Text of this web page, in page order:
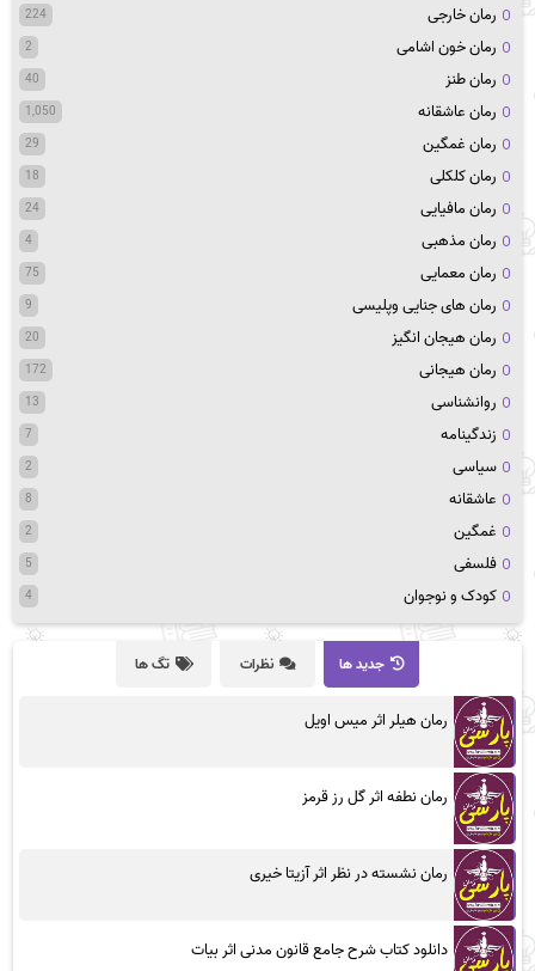
رمان خارجی 224
رمان خون اشامی 2
رمان طنز 40
رمان عاشقانه 1,050
رمان غمگین 29
رمان کلکلی 18
رمان مافیایی 24
رمان مذهبی 4
رمان معمایی 75
رمان های جنایی وپلیسی 9
رمان هیجان انگیز 20
رمان هیجانی 172
روانشناسی 13
زندگینامه 7
سیاسی 2
عاشقانه 8
غمگین 2
فلسفی 5
کودک و نوجوان 4
جدید ها نظرات تگ ها
رمان هیلر اثر میس اویل
رمان نطفه اثر گل رز قرمز
رمان نشسته در نظر اثر آزیتا خیری
دانلود کتاب شرح جامع قانون مدنی اثر بیات